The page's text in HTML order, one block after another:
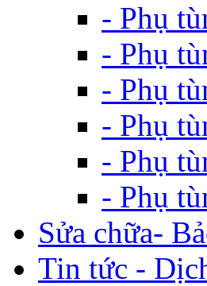
- Phụ
- Phụ
- Phụ
- Phụ
- Phụ
- Phụ
Sửa chữa-
Tin tức -